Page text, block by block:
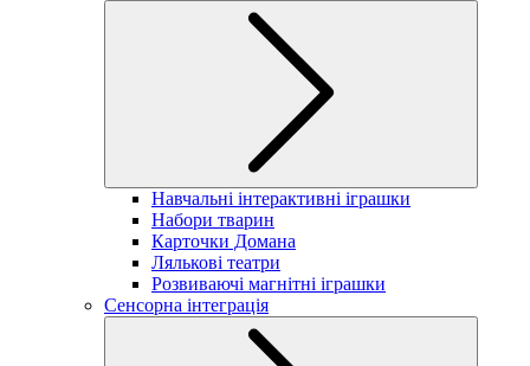
Навчальні інтерактивні іграшки
Набори тварин
Карточки Домана
Лялькові театри
Розвиваючі магнітні іграшки
Сенсорна інтеграція